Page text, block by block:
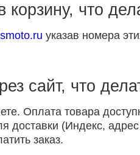
что
указав номера
сайт, что
Оплата товара
доставки (Индекс,
заказ.